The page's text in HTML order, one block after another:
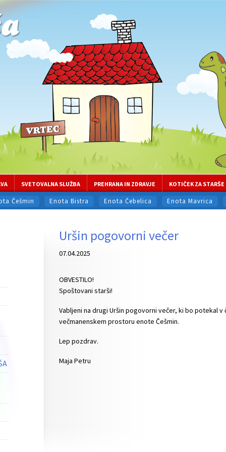
SVETOVALNA SLUŽBA PREHRANA IN ZDRAVJE KOTIČEK ZA STARŠE
Češmin Enota Bistra Enota Čebelica Enota Mavrica
Uršin pogovorni večer
07.04.2025
OBVESTILO!
Spoštovani starši!
Vabljeni na drugi Uršin pogovorni večer, ki bo potekal v
večmanenskem prostoru enote Češmin.
Lep pozdrav.
Maja Petru